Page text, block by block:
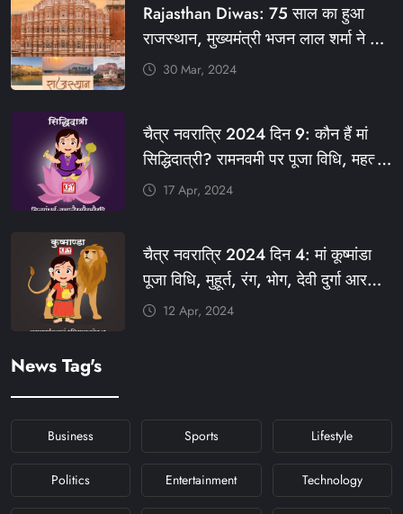
Rajasthan Diwas: 75 साल का हुआ
राजस्थान, मुख्यमंत्री भजन लाल शर्मा ने दी
बधाई, आज फ्री रहेंगी ये सेवाएं
#KHABARFORYOU #KFYNEWS
#KFYSOCIAL
30 Mar, 2024
चैत्र नवरात्रि 2024 दिन 9: कौन हैं मां
सिद्धिदात्री? रामनवमी पर पूजा विधि, महत्व,
रंग, प्रसाद #KFY #KFYNEWS
#NAVRATRIDAY
17 Apr, 2024
चैत्र नवरात्रि 2024 दिन 4: मां कूष्मांडा
पूजा विधि, मुहूर्त, रंग, भोग, देवी दुर्गा आरती
और मंत्र #KFY #KFYNEWS
12 Apr, 2024
News Tag's
Business Sports Lifestyle
Politics Entertainment Technology